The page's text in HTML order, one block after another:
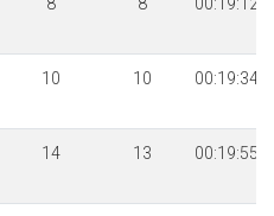
10 10 00:19:34
14 13 00:19:55